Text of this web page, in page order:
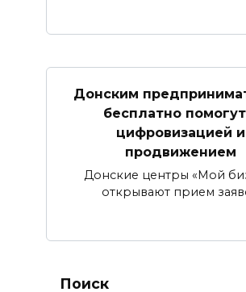
Донским
бесплатно
цифровизацией и
продвижением
Донские центры «Мой
открывают прием
Поиск